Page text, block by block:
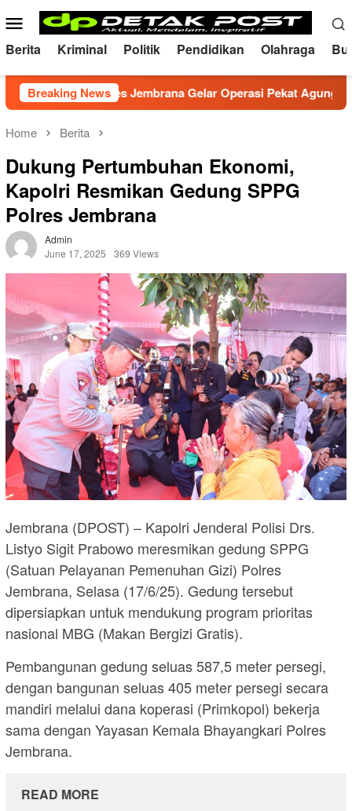
to
content
Mobile
Menu
Berita Kriminal Politik Pendidikan Olahraga
Breaking News
Polres Jembrana Gelar Operasi Pekat Agung 2026
Home Berita
Dukung Pertumbuhan Ekonomi,
Kapolri Resmikan Gedung SPPG
Polres Jembrana
Admin
June 17, 2025
369 Views
Jembrana (DPOST) – Kapolri Jenderal Polisi Drs.
Listyo Sigit Prabowo meresmikan gedung SPPG
(Satuan Pelayanan Pemenuhan Gizi) Polres
Jembrana, Selasa (17/6/25). Gedung tersebut
dipersiapkan untuk mendukung program prioritas
nasional MBG (Makan Bergizi Gratis).
Pembangunan gedung seluas 587,5 meter persegi,
dengan bangunan seluas 405 meter persegi secara
mandiri melalui dana koperasi (Primkopol) bekerja
sama dengan Yayasan Kemala Bhayangkari Polres
Jembrana.
READ MORE